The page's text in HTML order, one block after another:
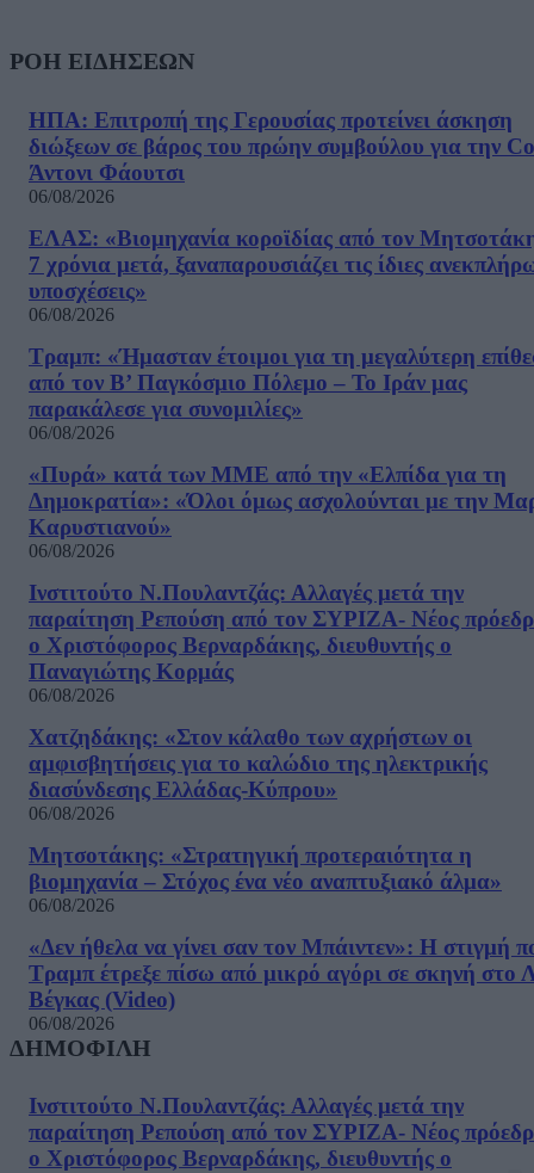
ΡΟΗ ΕΙΔΗΣΕΩΝ
ΗΠΑ: Επιτροπή της Γερουσίας προτείνει άσκηση
διώξεων σε βάρος του πρώην συμβούλου για την
Άντονι Φάουτσι
06/08/2026
ΕΛΑΣ: «Βιομηχανία κοροϊδίας από τον
7 χρόνια μετά, ξαναπαρουσιάζει τις ίδιες
υποσχέσεις»
06/08/2026
Τραμπ: «Ήμασταν έτοιμοι για τη μεγαλύτερη
από τον Β’ Παγκόσμιο Πόλεμο – Το Ιράν μας
παρακάλεσε για συνομιλίες»
06/08/2026
«Πυρά» κατά των ΜΜΕ από την «Ελπίδα για τη
Δημοκρατία»: «Όλοι όμως ασχολούνται με την
Καρυστιανού»
06/08/2026
Ινστιτούτο Ν.Πουλαντζάς: Αλλαγές μετά την
παραίτηση Ρεπούση από τον ΣΥΡΙΖΑ- Νέος
ο Χριστόφορος Βερναρδάκης, διευθυντής ο
Παναγιώτης Κορμάς
06/08/2026
Χατζηδάκης: «Στον κάλαθο των αχρήστων οι
αμφισβητήσεις για το καλώδιο της ηλεκτρικής
διασύνδεσης Ελλάδας-Κύπρου»
06/08/2026
Μητσοτάκης: «Στρατηγική προτεραιότητα η
βιομηχανία – Στόχος ένα νέο αναπτυξιακό άλμα»
06/08/2026
«Δεν ήθελα να γίνει σαν τον Μπάιντεν»: Η στιγμή
Τραμπ έτρεξε πίσω από μικρό αγόρι σε σκηνή στο
Βέγκας (Video)
06/08/2026
ΔΗΜΟΦΙΛΗ
Ινστιτούτο Ν.Πουλαντζάς: Αλλαγές μετά την
παραίτηση Ρεπούση από τον ΣΥΡΙΖΑ- Νέος
ο Χριστόφορος Βερναρδάκης, διευθυντής ο